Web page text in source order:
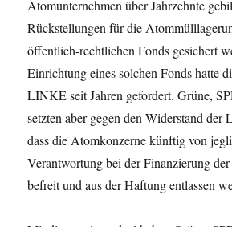
Atomunternehmen über Jahrzehnte
Rückstellungen für die
öffentlich-rechtlichen Fonds gesichert
Einrichtung eines solchen Fonds hatte
LINKE seit Jahren gefordert. Grüne,
setzten aber gegen den Widerstand der
dass die Atomkonzerne künftig von
Verantwortung bei der Finanzierung
befreit und aus der Haftung entlassen